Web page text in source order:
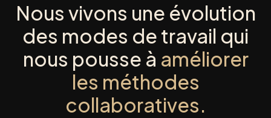
Nous vivons une évolution
des modes de travail qui
nous pousse à améliorer
les méthodes
collaboratives.